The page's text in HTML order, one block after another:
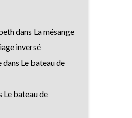
dans La mésange
inversé
dans Le bateau de
Le bateau de